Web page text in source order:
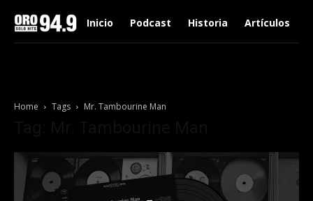
Inicio Podcast Historia Artículos
Home Tags Mr. Tambourine Man